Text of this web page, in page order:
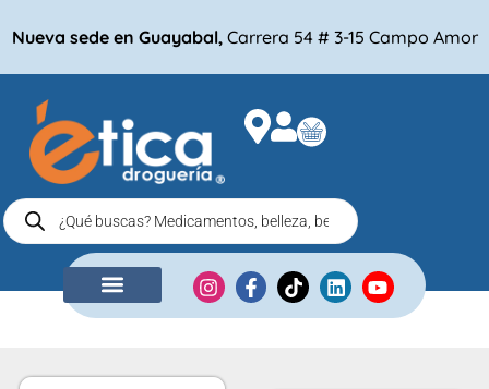
Nueva sede en Guayabal, Carrera 54 # 3-15 Campo Amor